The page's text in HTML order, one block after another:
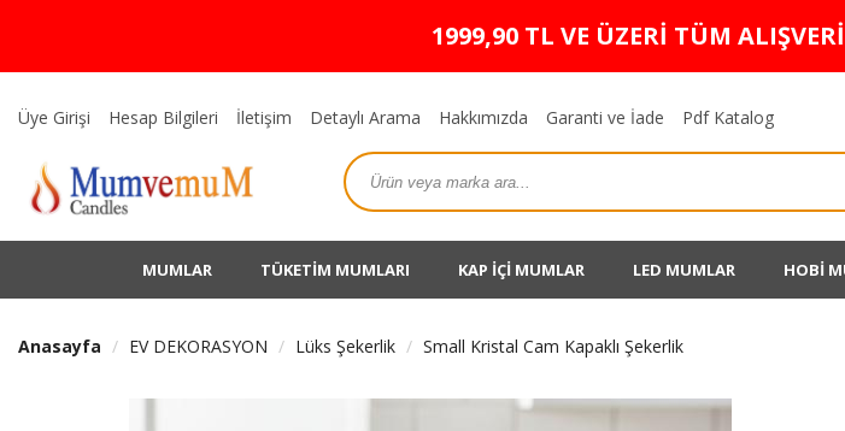
1999,90 TL VE ÜZERİ TÜM
Üye Girişi Hesap Bilgileri İletişim Detaylı Arama Hakkımızda Garanti ve İade Pdf Katalog
MUMLAR TÜKETİM MUMLARI KAP İÇİ MUMLAR LED MUMLAR HOBİ
Anasayfa EV DEKORASYON Lüks Şekerlik Small Kristal Cam Kapaklı Şekerlik